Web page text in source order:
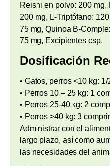
Reishi en polvo: 200
200 mg, L-Triptófano:
75 mg, Quinoa B-
75 mg, Excipientes csp.
Dosificación
• Gatos, perros <10 kg:
• Perros 10 – 25 kg: 1
• Perros 25-40 kg: 2
• Perros >40 kg: 3
Administrar con el
largo plazo, así como
las necesidades del